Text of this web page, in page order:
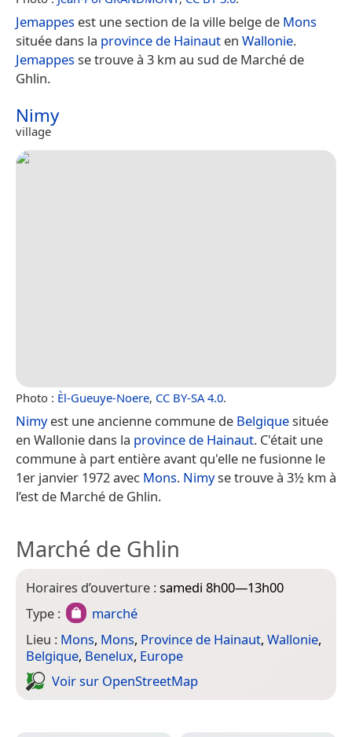
Jemappes est une section de la ville belge de Mons
située dans la province de Hainaut en Wallonie.
Jemappesse trouve à 3 km au sud de Marché de
Ghlin.
Nimy
village
Photo : Èl-Gueuye-Noere, CC BY-SA 4.0.
Nimyest une ancienne commune de Belgiquesituée
en Wallonie dans la province de Hainaut. C'était une
commune à part entière avant qu'elle ne fusionne le
1er janvier 1972 avec Mons. Nimyse trouve à 3½ km à
l’est de Marché de Ghlin.
Marché de Ghlin
Horaires d’ouverture :samedi 8h00—13h00
Type :
marché
Lieu : Mons, Mons, Province de Hainaut, Wallonie,
Belgique, Benelux, Europe
Voir sur Open­Street­Map